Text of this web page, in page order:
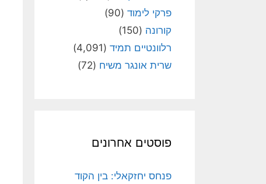
פרקי לימוד (90)
קורונה (150)
רלוונטיים תמיד (4,091)
שרית אונגר משיח (72)
פוסטים אחרונים
פנחס יחזקאלי: בין הקוד